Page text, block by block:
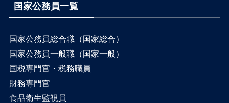
国家公務員一覧
国家公務員総合職（国家総合）
国家公務員一般職（国家一般）
国税専門官・税務職員
財務専門官
食品衛生監視員